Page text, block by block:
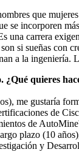
que
se incorporen
una carrera
si sueñas con
a la ingeniería.
¿Qué quieres
me gustaría
de
de
plazo (10
y